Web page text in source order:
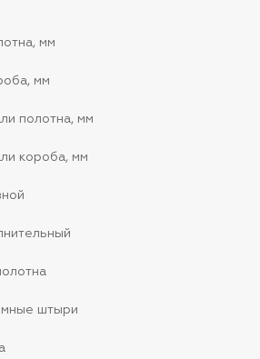
мм
мм
полотна, мм
короба, мм
штыри